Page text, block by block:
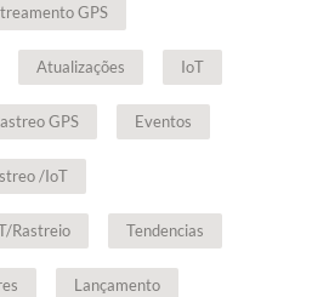
GPS
Atualizações IoT
GPS Eventos
/IoT
Rastreio Tendencias
Lançamento